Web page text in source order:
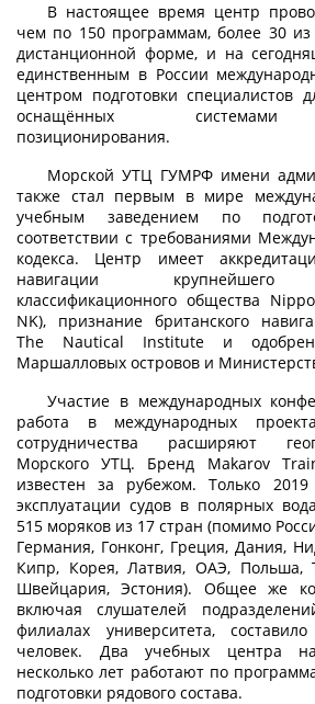
В настоящее время центр
чем по 150 программам, более 30
дистанционной форме, и на
единственным в России
центром подготовки специалистов
оснащённых системами
позиционирования.
Морской УТЦ ГУМРФ имени
также стал первым в мире
учебным заведением по
соответствии с требованиями
кодекса. Центр имеет
навигации крупнейшего
классификационного общества
NK), признание британского
The Nautical Institute и
Маршалловых островов и
Участие в международных
работа в международных
сотрудничества расширяют
Морского УТЦ. Бренд Makarov
известен за рубежом. Только
эксплуатации судов в полярных
515 моряков из 17 стран (помимо
Германия, Гонконг, Греция, Дания,
Кипр, Корея, Латвия, ОАЭ, Польша,
Швейцария, Эстония). Общее же
включая слушателей
филиалах университета,
человек. Два учебных центра
несколько лет работают по
подготовки рядового состава.